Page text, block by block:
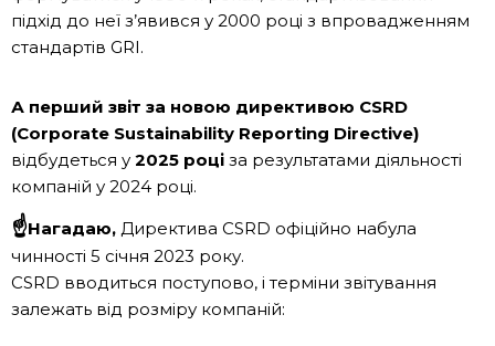
підхід до неї з’явився у 2000 році з впровадженням
стандартів GRI.
А перший звіт за новою директивою CSRD
(Corporate Sustainability Reporting Directive)
відбудеться у 2025 році за результатами діяльності
компаній у 2024 році.
☝Нагадаю, Директива CSRD офіційно набула
чинності 5 січня 2023 року.
CSRD вводиться поступово, і терміни звітування
залежать від розміру компаній: